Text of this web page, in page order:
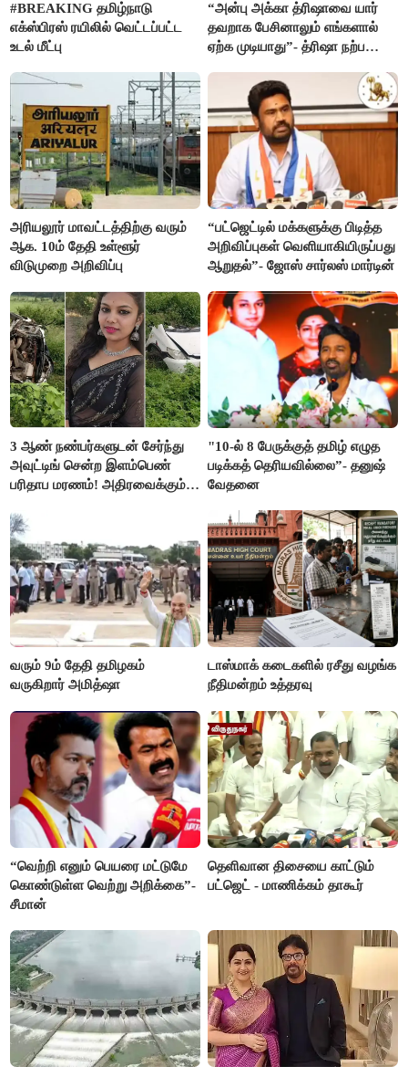
#BREAKING தமிழ்நாடு
எக்ஸ்பிரஸ் ரயிலில் வெட்டப்பட்ட
உடல் மீட்பு
“அன்பு அக்கா த்ரிஷாவை யார்
தவறாக பேசினாலும் எங்களால்
ஏற்க முடியாது”- த்ரிஷா நற்பணி
அரியலூர் மாவட்டத்திற்கு வரும்
ஆக. 10ம் தேதி உள்ளூர்
விடுமுறை அறிவிப்பு
“பட்ஜெட்டில் மக்களுக்கு பிடித்த
அறிவிப்புகள் வெளியாகியிருப்பது
ஆறுதல்”- ஜோஸ் சார்லஸ் மார்டின்
3 ஆண் நண்பர்களுடன் சேர்ந்து
அவுட்டிங் சென்ற இளம்பெண்
பரிதாப மரணம்! அதிரவைக்கும்
"10-ல் 8 பேருக்குத் தமிழ் எழுத
படிக்கத் தெரியவில்லை”- தனுஷ்
வேதனை
வரும் 9ம் தேதி தமிழகம்
வருகிறார் அமித்ஷா
டாஸ்மாக் கடைகளில் ரசீது வழங்க
நீதிமன்றம் உத்தரவு
“வெற்றி எனும் பெயரை மட்டுமே
கொண்டுள்ள வெற்று அறிக்கை”-
சீமான்
தெளிவான திசையை காட்டும்
பட்ஜெட் - மாணிக்கம் தாகூர்